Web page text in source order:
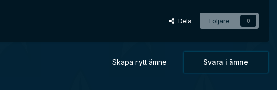
Dela Följare 0
Svara i ämne
Skapa nytt ämne